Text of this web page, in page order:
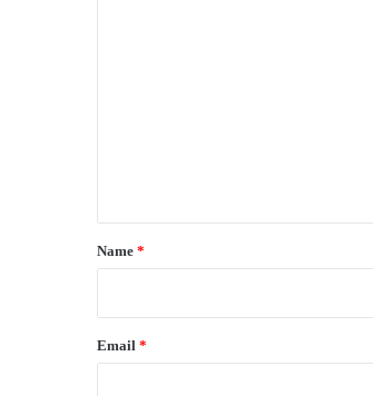
*
Name *
Email *